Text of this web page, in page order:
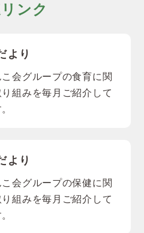
ンク
より
こ会グループの食育に関
組みを毎月ご紹介して
より
こ会グループの保健に関
組みを毎月ご紹介して